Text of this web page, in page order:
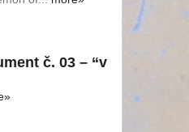
č. 03 – “v